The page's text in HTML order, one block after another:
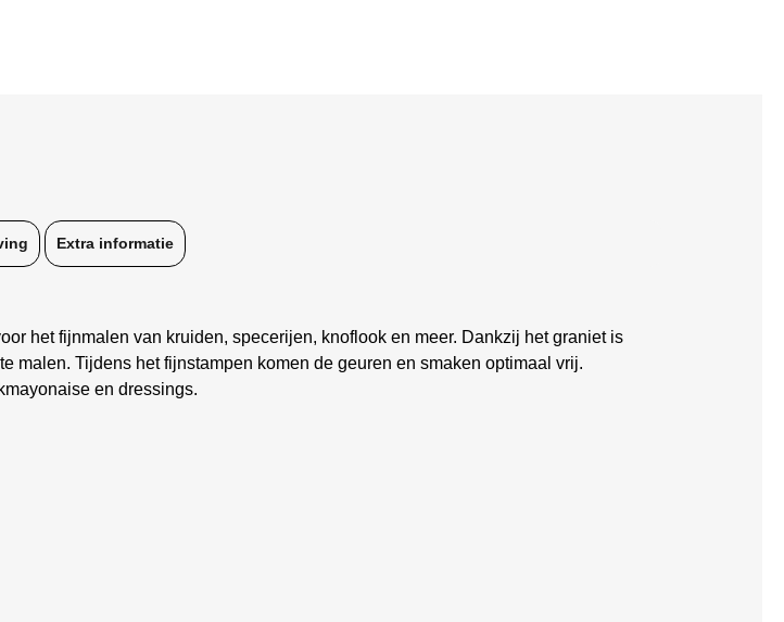
Extra informatie
het fijnmalen van kruiden, specerijen, knoflook en meer. Dankzij het graniet is
malen. Tijdens het fijnstampen komen de geuren en smaken optimaal vrij.
en dressings.